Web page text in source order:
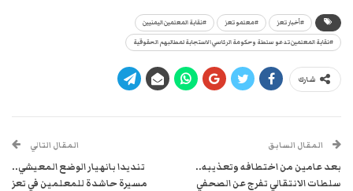
#أخبار تعز #معلمو تعز #نقابة المعلمين اليمنيين
#نقابة المعلمين تدعو سلطة وحكومة الرئاسي الاستجابة لمطالبهم الحقوقية
شارك
المقال السابق
بعد عامين من اختطافه وتعذيبه..
سلطات الانتقالي تفرج عن الصحفي
المقال التالي
تنديدا بانهيار الوضع المعيشي..
مسيرة حاشدة للمعلمين في تعز